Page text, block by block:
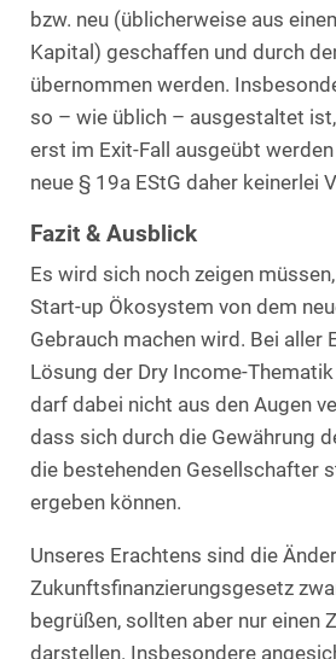
bzw. neu (üblicherweise aus
Kapital) geschaffen und durch
übernommen werden.
so – wie üblich – ausgestaltet
erst im Exit-Fall ausgeübt
neue § 19a EStG daher keinerlei
Fazit & Ausblick
Es wird sich noch zeigen
Start-up Ökosystem von dem
Gebrauch machen wird. Bei aller
Lösung der Dry Income-
darf dabei nicht aus den Augen
dass sich durch die Gewährung
die bestehenden Gesellschafter
ergeben können.
Unseres Erachtens sind die
Zukunftsfinanzierungsgesetz
begrüßen, sollten aber nur einen
darstellen. Insbesondere